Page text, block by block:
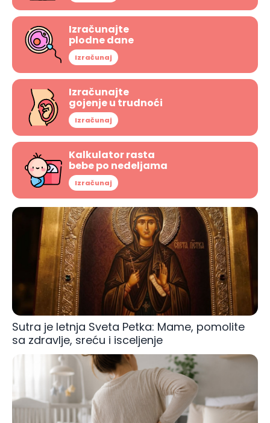
Izračunajte
plodne dane
Izračunaj
Izračunajte
gojenje u trudnoći
Izračunaj
Kalkulator rasta
bebe po nedeljama
Izračunaj
Sutra je letnja Sveta Petka: Mame, pomolite
sa zdravlje, sreću i isceljenje